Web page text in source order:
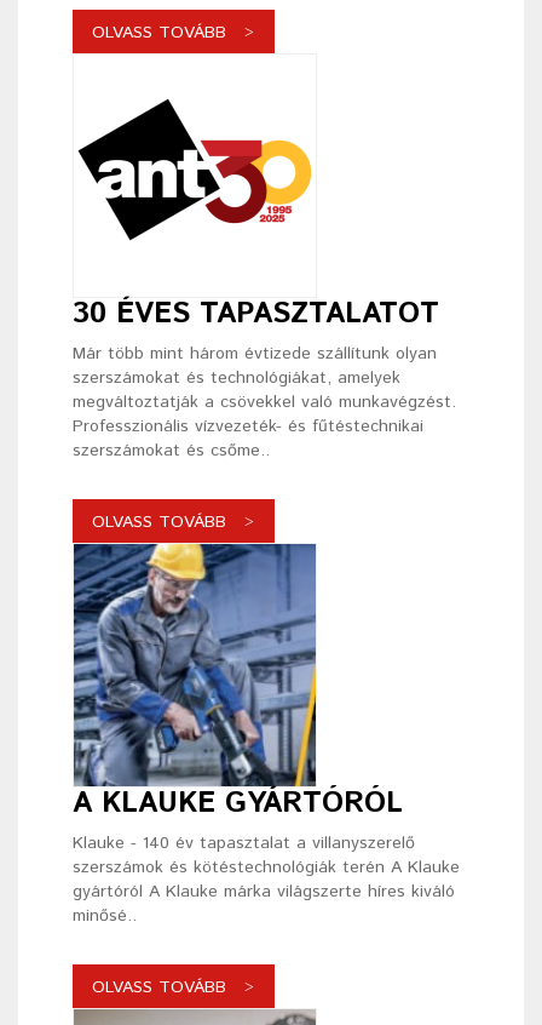
OLVASS TOVÁBB
30 ÉVES TAPASZTALATOT
Már több mint három évtizede szállítunk olyan
szerszámokat és technológiákat, amelyek
megváltoztatják a csövekkel való munkavégzést.
Professzionális vízvezeték- és fűtéstechnikai
szerszámokat és csőme..
OLVASS TOVÁBB
A KLAUKE GYÁRTÓRÓL
Klauke - 140 év tapasztalat a villanyszerelő
szerszámok és kötéstechnológiák terén A Klauke
gyártóról A Klauke márka világszerte híres kiváló
minősé..
OLVASS TOVÁBB